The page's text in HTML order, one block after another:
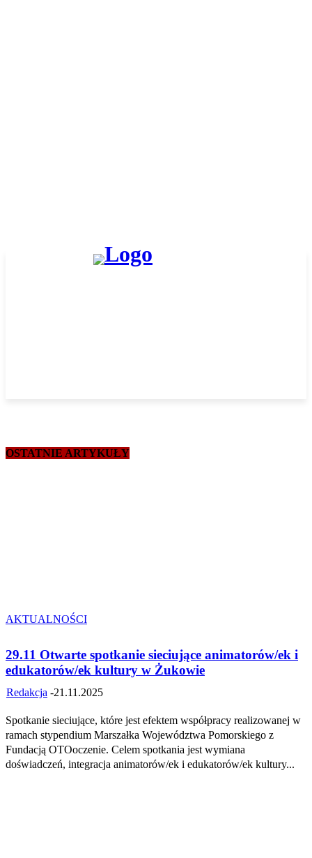
OSTATNIE ARTYKUŁY
AKTUALNOŚCI
29.11 Otwarte spotkanie sieciujące animatorów/ek i
edukatorów/ek kultury w Żukowie
Redakcja -21.11.2025
Spotkanie sieciujące, które jest efektem współpracy realizowanej w
ramach stypendium Marszałka Województwa Pomorskiego z
Fundacją OTOoczenie. Celem spotkania jest wymiana
doświadczeń, integracja animatorów/ek i edukatorów/ek kultury...